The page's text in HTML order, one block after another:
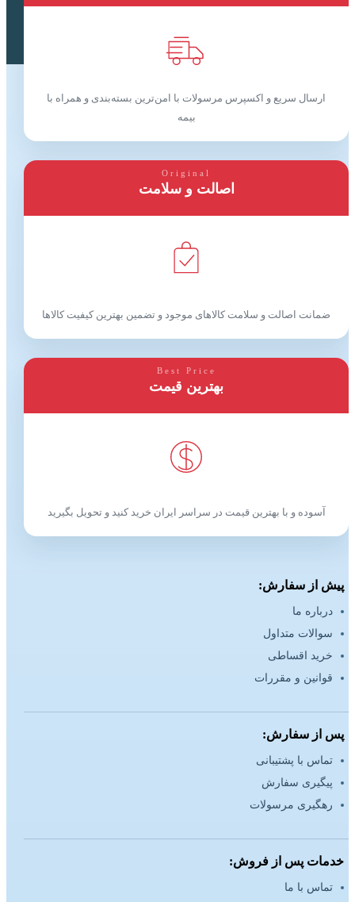
ارسال سریع و اکسپرس مرسولات با امن‌ترین بسته‌بندی و همراه با
بیمه
Original
اصالت و سلامت
ضمانت اصالت و سلامت کالاهای موجود و تضمین بهترین کیفیت کالاها
Best Price
بهترین قیمت
آسوده و با بهترین قیمت در سراسر ایران خرید کنید و تحویل بگیرید
پیش از سفارش:
درباره ما
سوالات متداول
خرید اقساطی
قوانین و مقررات
پس از سفارش:
تماس با پشتیبانی
پیگیری سفارش
رهگیری مرسولات
خدمات پس از فروش:
تماس با ما